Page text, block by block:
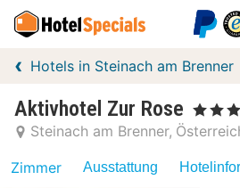
Hotels in Steinach am Brenner
Aktivhotel Zur Rose , 4 Sterne
Steinach am Brenner
Zimmer Ausstattung